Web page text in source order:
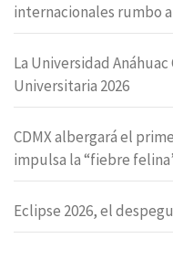
internacionales rumbo
La Universidad
Universitaria 2026
CDMX albergará el
impulsa la “fiebre
Eclipse 2026, el